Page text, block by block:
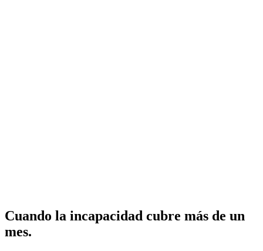
Cuando la incapacidad cubre más de un
mes.